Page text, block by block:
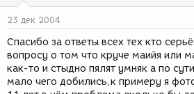
м
ы
д
и
я
23 дек 2004
Спасибо за ответы всех тех кто
вопросу о том что круче маийя или
как-то и стыдно пялят умняк а по
мало чего добились,к примеру я